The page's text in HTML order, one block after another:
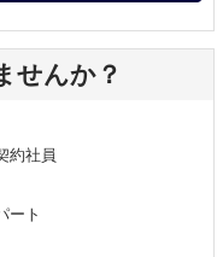
せんか？
約社員
ート